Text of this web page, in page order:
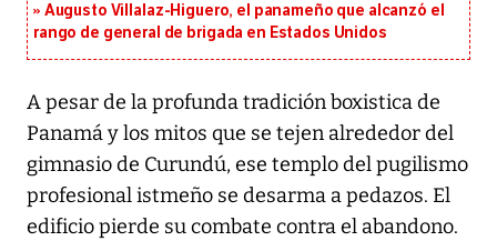
Augusto Villalaz-Higuero, el panameño que alcanzó el
rango de general de brigada en Estados Unidos
A pesar de la profunda tradición boxistica de
Panamá y los mitos que se tejen alrededor del
gimnasio de Curundú, ese templo del pugilismo
profesional istmeño se desarma a pedazos. El
edificio pierde su combate contra el abandono.